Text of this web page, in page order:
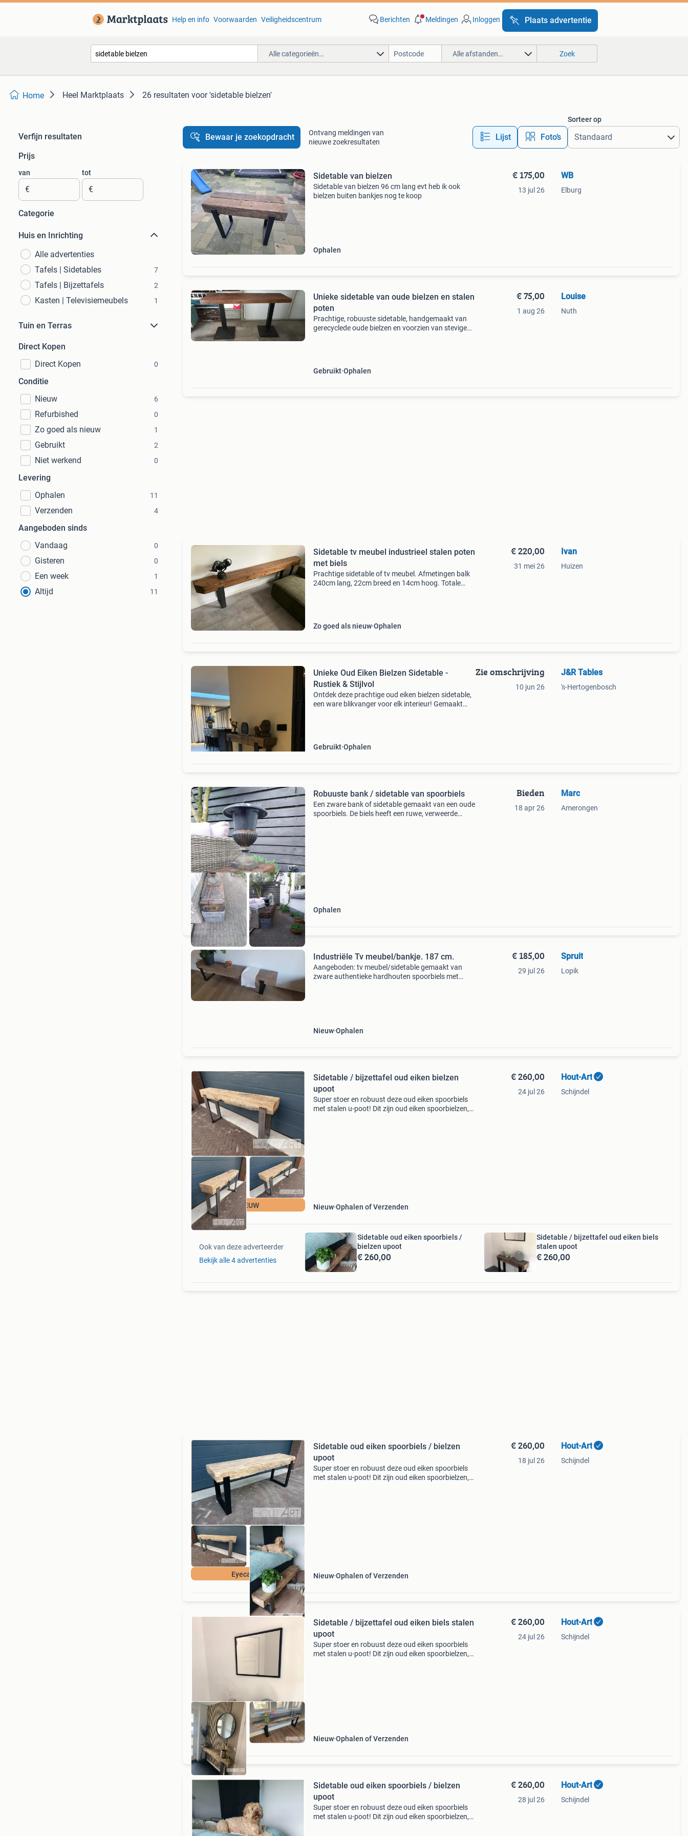
Help en info Voorwaarden Veiligheidscentrum Berichten Meldingen Inloggen Plaats advertentie
Alle categorieën… Alle afstanden… Zoek
Home Heel Marktplaats 26 resultaten voor 'sidetable bielzen'
Verfijn resultaten
Prijs
van
€
tot
€
Categorie
Huis en Inrichting
Alle advertenties
Tafels | Sidetables
7
Tafels | Bijzettafels 2
Kasten | Televisiemeubels 1
Tuin en Terras
Direct Kopen
Direct Kopen
0
Conditie
Nieuw
6
Refurbished 0
Zo goed als nieuw 1
Gebruikt 2
Niet werkend 0
Levering
Ophalen
11
Verzenden 4
Aangeboden sinds
Vandaag
0
Gisteren 0
Een week 1
Altijd 11
Bewaar je zoekopdracht
Ontvang meldingen van
nieuwe zoekresultaten
Lijst Foto’s
Sorteer op
Sidetable van bielzen
Sidetable van bielzen 96 cm lang evt heb ik ook
bielzen buiten bankjes nog te koop
Ophalen
€ 175,00
13 jul 26
WB
Elburg
Unieke sidetable van oude bielzen en stalen
poten
Prachtige, robuuste sidetable, handgemaakt van
gerecyclede oude bielzen en voorzien van stevige
Gebruikt Ophalen
€ 75,00
1 aug 26
Louise
Nuth
Sidetable tv meubel industrieel stalen poten
met biels
Prachtige sidetable of tv meubel. Afmetingen balk
240cm lang, 22cm breed en 14cm hoog. Totale
Zo goed als nieuw Ophalen
€ 220,00
31 mei 26
Ivan
Huizen
Unieke Oud Eiken Bielzen Sidetable -
Rustiek & Stijlvol
Ontdek deze prachtige oud eiken bielzen sidetable,
een ware blikvanger voor elk interieur! Gemaakt
Gebruikt Ophalen
Zie omschrijving
10 jun 26
J&R Tables
's-Hertogenbosch
Robuuste bank / sidetable van spoorbiels
Een zware bank of sidetable gemaakt van een oude
spoorbiels. De biels heeft een ruwe, verweerde
Ophalen
Bieden
18 apr 26
Marc
Amerongen
Industriële Tv meubel/bankje. 187 cm.
Aangeboden: tv meubel/sidetable gemaakt van
zware authentieke hardhouten spoorbiels met
Nieuw Ophalen
€ 185,00
29 jul 26
Spruit
Lopik
NIEUW
Sidetable / bijzettafel oud eiken bielzen
upoot
Super stoer en robuust deze oud eiken spoorbiels
met stalen u-poot! Dit zijn oud eiken spoorbielzen,
Nieuw Ophalen of Verzenden
€ 260,00
24 jul 26
Hout-Art
Schijndel
Ook van deze adverteerder
Bekijk alle 4 advertenties
Sidetable oud eiken spoorbiels /
bielzen upoot
€ 260,00
Sidetable / bijzettafel oud eiken biels
stalen upoot
€ 260,00
Eyecather
Sidetable oud eiken spoorbiels / bielzen
upoot
Super stoer en robuust deze oud eiken spoorbiels
met stalen u-poot! Dit zijn oud eiken spoorbielzen,
Nieuw Ophalen of Verzenden
€ 260,00
18 jul 26
Hout-Art
Schijndel
Sidetable / bijzettafel oud eiken biels stalen
upoot
Super stoer en robuust deze oud eiken spoorbiels
met stalen u-poot! Dit zijn oud eiken spoorbielzen,
Nieuw Ophalen of Verzenden
€ 260,00
24 jul 26
Hout-Art
Schijndel
Sidetable oud eiken spoorbiels / bielzen
upoot
Super stoer en robuust deze oud eiken spoorbiels
met stalen u-poot! Dit zijn oud eiken spoorbielzen,
€ 260,00
28 jul 26
Hout-Art
Schijndel